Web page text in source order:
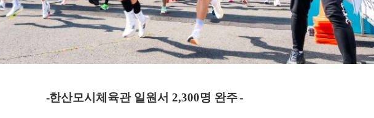
-한산모시체육관 일원서 2,300명 완주-